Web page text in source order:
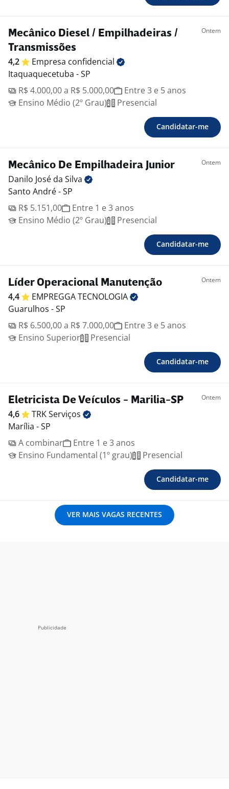
Mecânico Diesel / Empilhadeiras /
Transmissões
Ontem
4,2 Empresa confidencial
Itaquaquecetuba - SP
R$ 4.000,00 a R$ 5.000,00
Entre 3 e 5 anos
Ensino Médio (2º Grau)
Presencial
Candidatar-me
Mecânico De Empilhadeira Junior Ontem
Danilo José da Silva
Santo André - SP
R$ 5.151,00
Entre 1 e 3 anos
Ensino Médio (2º Grau)
Presencial
Candidatar-me
Líder Operacional Manutenção Ontem
4,4 EMPREGGATECNOLOGIA
Guarulhos - SP
R$ 6.500,00 a R$ 7.000,00
Entre 3 e 5 anos
Ensino Superior
Presencial
Candidatar-me
Eletricista De Veículos - Marilia-SP Ontem
4,6 TRKServiços
Marília - SP
A combinar
Entre 1 e 3 anos
Ensino Fundamental (1º grau)
Presencial
Candidatar-me
VER MAIS VAGAS RECENTES